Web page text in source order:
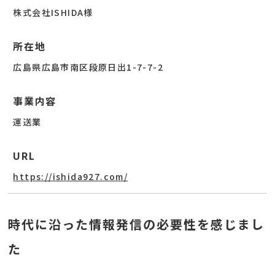
株式会社ISHIDA様
所在地
広島県広島市南区段原日出1-7-7-2
事業内容
運送業
URL
https://ishida927.com/
時代に沿った情報発信の必要性を感じまし
た